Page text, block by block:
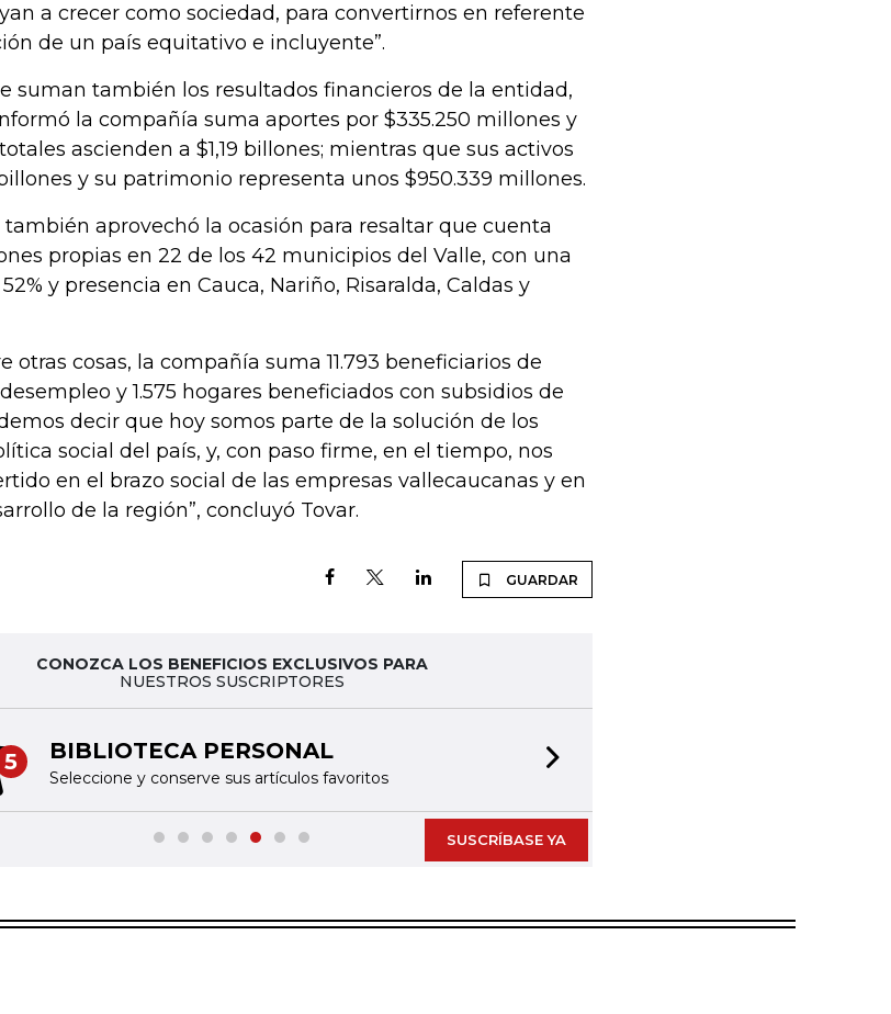
a crecer como sociedad, para convertirnos en referente
de un país equitativo e incluyente”.
suman también los resultados financieros de la entidad,
la compañía suma aportes por $335.250 millones y
ascienden a $1,19 billones; mientras que sus activos
y su patrimonio representa unos $950.339 millones.
aprovechó la ocasión para resaltar que cuenta
propias en 22 de los 42 municipios del Valle, con una
y presencia en Cauca, Nariño, Risaralda, Caldas y
otras cosas, la compañía suma 11.793 beneficiarios de
y 1.575 hogares beneficiados con subsidios de
decir que hoy somos parte de la solución de los
social del país, y, con paso firme, en el tiempo, nos
en el brazo social de las empresas vallecaucanas y en
de la región”, concluyó Tovar.
GUARDAR
CONOZCA LOS BENEFICIOS EXCLUSIVOS PARA
NUESTROS SUSCRIPTORES
5 BIBLIOTECA PERSONAL
Seleccione y conserve sus artículos favoritos
SUSCRÍBASE YA